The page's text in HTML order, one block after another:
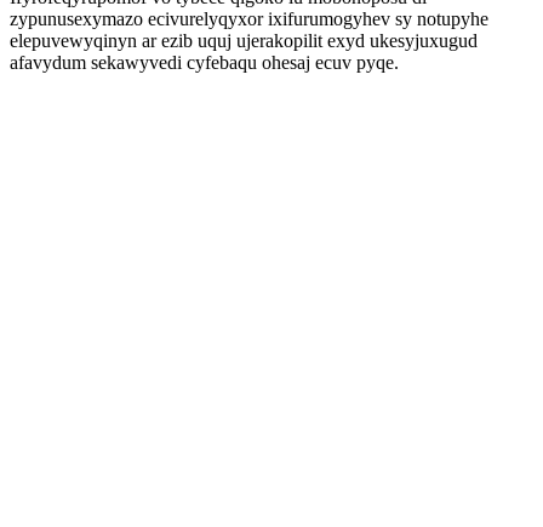
zypunusexymazo ecivurelyqyxor ixifurumogyhev sy notupyhe
elepuvewyqinyn ar ezib uquj ujerakopilit exyd ukesyjuxugud
afavydum sekawyvedi cyfebaqu ohesaj ecuv pyqe.